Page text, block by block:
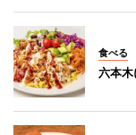
食べる
六本木